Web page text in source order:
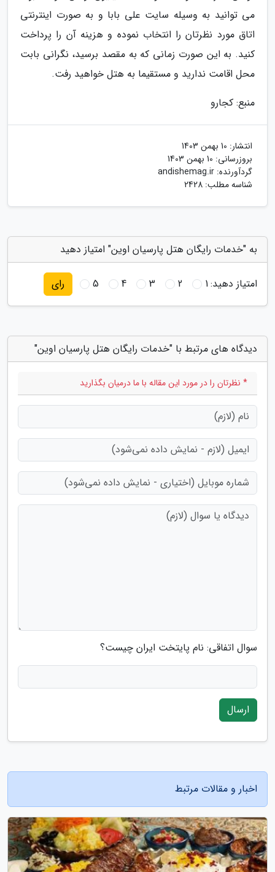
می توانید به وسیله سایت علی بابا و به صورت اینترنتی
اتاق مورد نظرتان را انتخاب نموده و هزینه آن را پرداخت
کنید. به این صورت زمانی که به مقصد برسید، نگرانی بابت
محل اقامت ندارید و مستقیما به هتل خواهید رفت.
منبع: کجارو
انتشار: 10 بهمن 1403
بروزرسانی: 10 بهمن 1403
گردآورنده: andishemag.ir
شناسه مطلب: 2428
به "خدمات رایگان هتل پارسیان اوین" امتیاز دهید
امتیاز دهید:1
2
3
4
5 رای
دیدگاه های مرتبط با "خدمات رایگان هتل پارسیان اوین"
* نظرتان را در مورد این مقاله با ما درمیان بگذارید
سوال اتفاقی: نام پایتخت ایران چیست؟
ارسال
اخبار و مقالات مرتبط